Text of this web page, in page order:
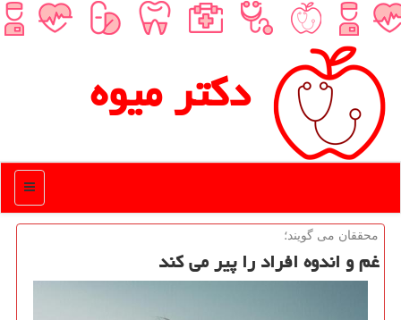
دكتر میوه
منو
محققان می گویند؛
غم و اندوه افراد را پیر می کند